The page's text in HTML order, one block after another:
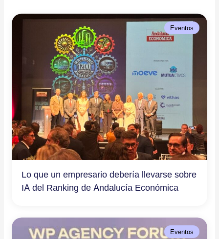
Eventos
Lo que un empresario debería llevarse sobre
IA del Ranking de Andalucía Económica
Eventos